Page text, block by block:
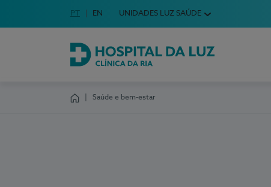
Escolha o seu idioma
Idioma em Português
PT English Language
EN UNIDADES LUZ SAÚDE
Hospital da Luz Clínica da Ria
Saúde e bem-estar